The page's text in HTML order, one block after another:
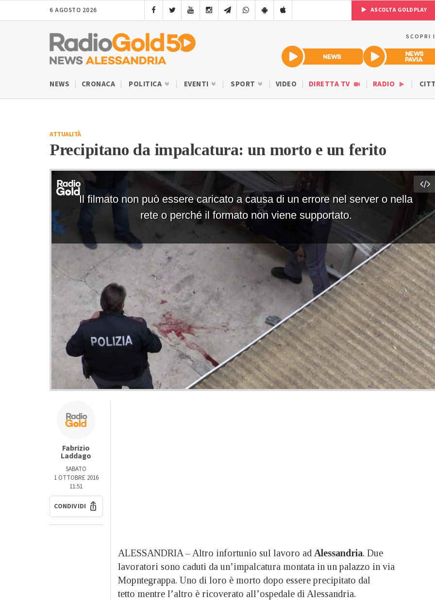
6 AGOSTO 2026 ASCOLTA GOLDPLAY
SCOPRI
NEWS CRONACA POLITICA EVENTI SPORT VIDEO DIRETTA TV RADIO
ATTUALITÀ
Precipitano da impalcatura: un morto e un ferito
Fabrizio
Laddago
SABATO
1 OTTOBRE 2016
11:51
CONDIVIDI
ALESSANDRIA – Altro infortunio sul lavoro ad Alessandria. Due
lavoratori sono caduti da un’impalcatura montata in un palazzo in via
Mopntegrappa. Uno di loro è morto dopo essere precipitato dal
tetto mentre l’altro è ricoverato all’ospedale di Alessandria.